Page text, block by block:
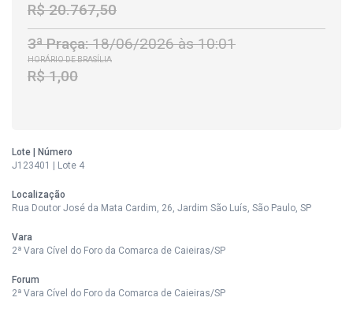
R$ 20.767,50
3ª Praça:18/06/2026 às 10:01
HORÁRIO DE BRASÍLIA
R$ 1,00
Lote | Número
J123401 | Lote 4
Localização
Rua Doutor José da Mata Cardim, 26, Jardim São Luís, São Paulo, SP
Vara
2ª Vara Cível do Foro da Comarca de Caieiras/SP
Forum
2ª Vara Cível do Foro da Comarca de Caieiras/SP